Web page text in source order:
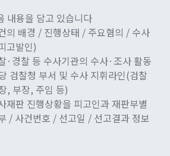
내용을 담고 있습니다
의 배경 / 진행상태 / 주요혐의 / 수사
고발인)
·경찰 등 수사기관의 수사·조사 활동
검찰청 부서 및 수사 지휘라인(검찰
, 부장, 주임 등)
재판 진행상황을 피고인과 재판부별
/ 사건번호 / 선고일 / 선고결과 정보